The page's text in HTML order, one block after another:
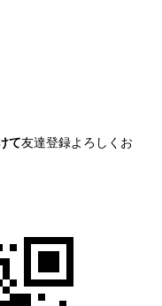
て友達登録よろしくお